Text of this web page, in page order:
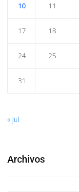
10 11
17 18
24 25
31
« Jul
Archivos